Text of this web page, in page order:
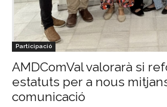
Participació
AMDComVal valorarà si
estatuts per a nous
comunicació